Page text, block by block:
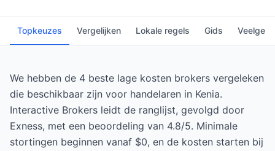
Topkeuzes Vergelijken Lokale regels Gids
We hebben de 4 beste lage kosten brokers vergeleken
die beschikbaar zijn voor handelaren in Kenia.
Interactive Brokers leidt de ranglijst, gevolgd door
Exness, met een beoordeling van 4.8/5. Minimale
stortingen beginnen vanaf $0, en de kosten starten bij